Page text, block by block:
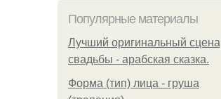
Популярные материалы
Лучший оригинальный
свадьбы - арабская сказка.
Форма (тип) лица - груша